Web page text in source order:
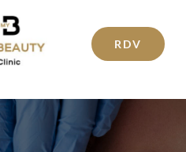
ESTHÉTIQUE
RDV